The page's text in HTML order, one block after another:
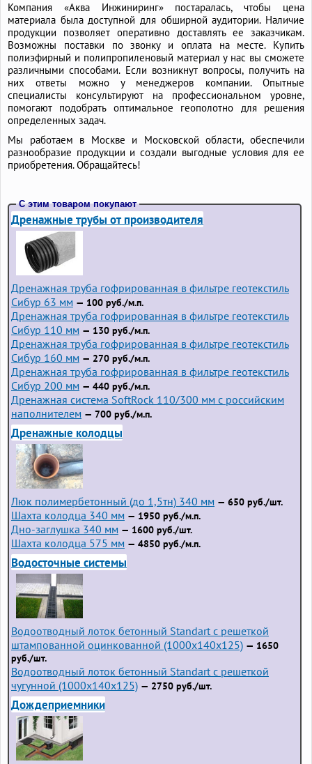
Компания «Аква Инжиниринг» постаралась, чтобы цена
материала была доступной для обширной аудитории. Наличие
продукции позволяет оперативно доставлять ее заказчикам.
Возможны поставки по звонку и оплата на месте. Купить
полиэфирный и полипропиленовый материал у нас вы сможете
различными способами. Если возникнут вопросы, получить на
них ответы можно у менеджеров компании. Опытные
специалисты консультируют на профессиональном уровне,
помогают подобрать оптимальное геополотно для решения
определенных задач.
Мы работаем в Москве и Московской области, обеспечили
разнообразие продукции и создали выгодные условия для ее
приобретения. Обращайтесь!
С этим товаром покупают
Дренажные трубы от производителя
Дренажная труба гофрированная в фильтре геотекстиль
Сибур 63 мм — 100 руб./м.п.
Дренажная труба гофрированная в фильтре геотекстиль
Сибур 110 мм — 130 руб./м.п.
Дренажная труба гофрированная в фильтре геотекстиль
Сибур 160 мм — 270 руб./м.п.
Дренажная труба гофрированная в фильтре геотекстиль
Сибур 200 мм — 440 руб./м.п.
Дренажная система SoftRock 110/300 мм с российским
наполнителем — 700 руб./м.п.
Дренажные колодцы
Люк полимербетонный (до 1,5тн) 340 мм — 650 руб./шт.
Шахта колодца 340 мм — 1950 руб./м.п.
Дно-заглушка 340 мм — 1600 руб./шт.
Шахта колодца 575 мм — 4850 руб./м.п.
Водосточные системы
Водоотводный лоток бетонный Standart с решеткой
штампованной оцинкованной (1000x140x125) — 1650
руб./шт.
Водоотводный лоток бетонный Standart с решеткой
чугунной (1000x140x125) — 2750 руб./шт.
Дождеприемники